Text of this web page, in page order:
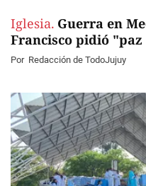
Iglesia. Guerra en
Francisco pidió
Por Redacción de TodoJujuy